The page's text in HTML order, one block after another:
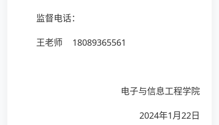
监督电话：
王老师 18089365561
电子与信息工程学院
2024年1月22日